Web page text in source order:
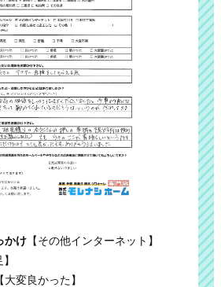
かけ【その他インターネット】
大変良かった】